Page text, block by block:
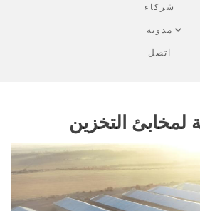
شركاء
مدونة
اتصل
لمخابئ التخزين